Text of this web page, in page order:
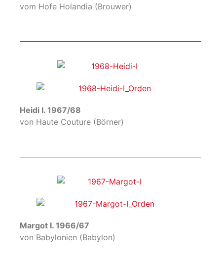
vom Hofe Holandia (Brouwer)
Heidi I. 1967/68
von Haute Couture (Börner)
Margot I. 1966/67
von Babylonien (Babylon)